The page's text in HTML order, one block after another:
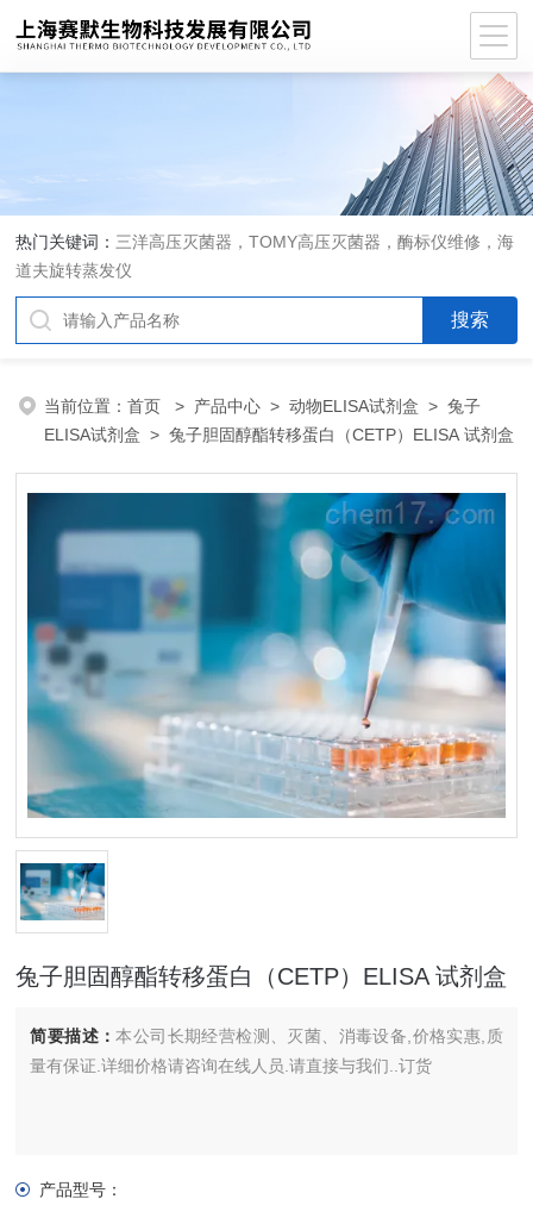
热门关键词： 三洋高压灭菌器，TOMY高压灭菌器，酶标仪维修，海
道夫旋转蒸发仪
当前位置：首页 > 产品中心 >动物ELISA试剂盒 >兔子
ELISA试剂盒 > 兔子胆固醇酯转移蛋白（CETP）ELISA 试剂盒
兔子胆固醇酯转移蛋白（CETP）ELISA 试剂盒
简要描述：本公司长期经营检测、灭菌、消毒设备,价格实惠,质
量有保证.详细价格请咨询在线人员.请直接与我们..订货
产品型号：